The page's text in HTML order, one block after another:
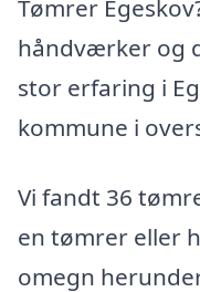
Tømrer
håndværker og
stor erfaring i
kommune i
Vi fandt 36
en tømrer eller
omegn